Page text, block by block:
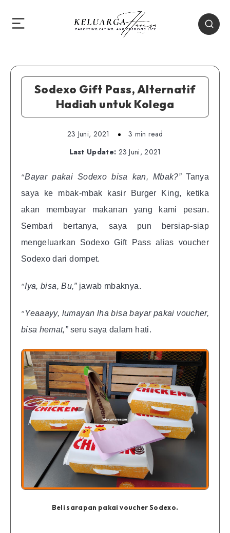
Sodexo Gift Pass, Alternatif
Hadiah untuk Kolega
23 Juni, 2021
3 min read
Last Update: 23 Juni, 2021
“Bayar pakai Sodexo bisa kan, Mbak?”Tanya
saya ke mbak-mbak kasir Burger King, ketika
akan membayar makanan yang kami pesan.
Sembari bertanya, saya pun bersiap-siap
mengeluarkan Sodexo Gift Pass alias voucher
Sodexo dari dompet.
“Iya, bisa, Bu,” jawab mbaknya.
“Yeaaayy, lumayan lha bisa bayar pakai voucher,
bisa hemat,” seru saya dalam hati.
Beli sarapan pakai voucher Sodexo.